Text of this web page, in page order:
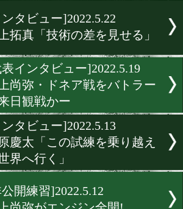
[インタビュー]2022.5.24
尾川堅一「当たり前に勝っ
ってくる」
[インタビュー]2022.5.23
平岡アンディ「観客を沸か
る」
[インタビュー]2022.5.22
井上拓真「技術の差を見せ